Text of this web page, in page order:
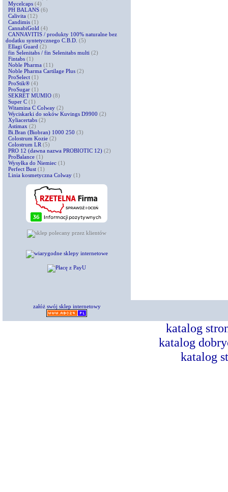
Mycelcaps (4)
PH BALANS (6)
Calivita (12)
Candimis (1)
CannabiGold (4)
CANNAVITIS / produkty 100% naturalne bez
dodatku syntetycznego C.B.D. (5)
Ellagi Guard (2)
fin Selenitabs / fin Selenitabs multi (2)
Fintabs (1)
Noble Pharma (11)
Noble Pharma Cartilage Plus (2)
ProSelect (1)
ProStik® (4)
ProSugar (1)
SEKRET MUMIO (8)
Super C (1)
Witamina C Colway (2)
Wyciskarki do soków Kuvings D9900 (2)
Xyliacertabs (2)
Astimax (2)
Bi.Bran (Biobran) 1000 250 (3)
Colostrum Kozie (2)
Colostrum LR (5)
PRO 12 (dawna nazwa PROBIOTIC 12) (2)
ProBalance (1)
Wysyłka do Niemiec (1)
Perfect Bust (1)
Linia kosmetyczna Colway (1)
załóż swój sklep internetowy
katalog
katalog
katalog